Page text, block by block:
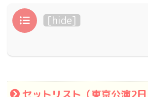
目次 [hide]
セットリスト（東京公演2日